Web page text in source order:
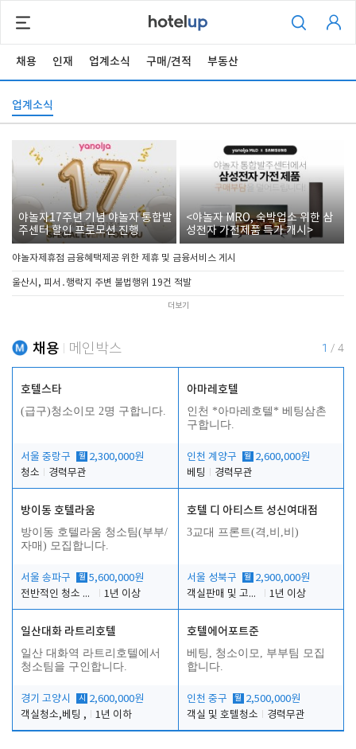
채용 인재 업계소식 구매/견적 부동산
업계소식
야놀자17주년 기념 야놀자 통합발
주센터 할인 프로모션 진행
<야놀자 MRO, 숙박업소 위한 삼
성전자 가전제품 특가 개시>
야놀자제휴점 금융혜택제공 위한 제휴 및 금융서비스 게시
울산시, 피서․행락지 주변 불법행위 19건 적발
더보기
채용 메인박스 1 / 4
호텔스타
(급구)청소이모 2명 구합니다.
서울 중랑구 월 2,300,000원
청소
경력무관
아마레호텔
인천 *아마레호텔* 베팅삼촌
구합니다.
인천 계양구 월 2,600,000원
베팅
경력무관
방이동 호텔라움
방이동 호텔라움 청소팀(부부/
자매) 모집합니다.
서울 송파구 월 5,600,000원
전반적인 청소 업무(객실청소.객실정리)
1년 이상
호텔 디 아티스트 성신여대점
3교대 프론트(격,비,비)
서울 성북구 월 2,900,000원
객실판매 및 고객응대
1년 이상
일산대화 라트리호텔
일산 대화역 라트리호텔에서
청소팀을 구인합니다.
경기 고양시 시
2,600,000원
객실청소,베팅 ,
1년 이하
호텔에어포트준
베팅, 청소이모, 부부팀 모집
합니다.
인천 중구 월 2,500,000원
객실 및 호텔청소
경력무관